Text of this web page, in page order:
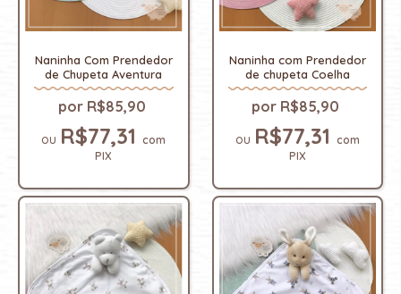
Naninha Com Prendedor
de Chupeta Aventura
R$85,90
R$77,31com
PIX
Naninha com Prendedor
de chupeta Coelha
R$85,90
R$77,31 com
PIX